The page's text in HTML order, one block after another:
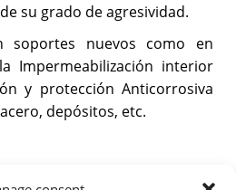
su grado de agresividad.
soportes nuevos como en
Impermeabilización interior
y protección Anticorrosiva
depósitos, etc.